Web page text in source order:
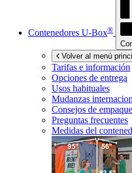
Contenedores U-Box®
Volver al menú
Tarifas e información
Opciones de entrega
Usos habituales
Mudanzas
Consejos de
Preguntas frecuentes
Medidas del